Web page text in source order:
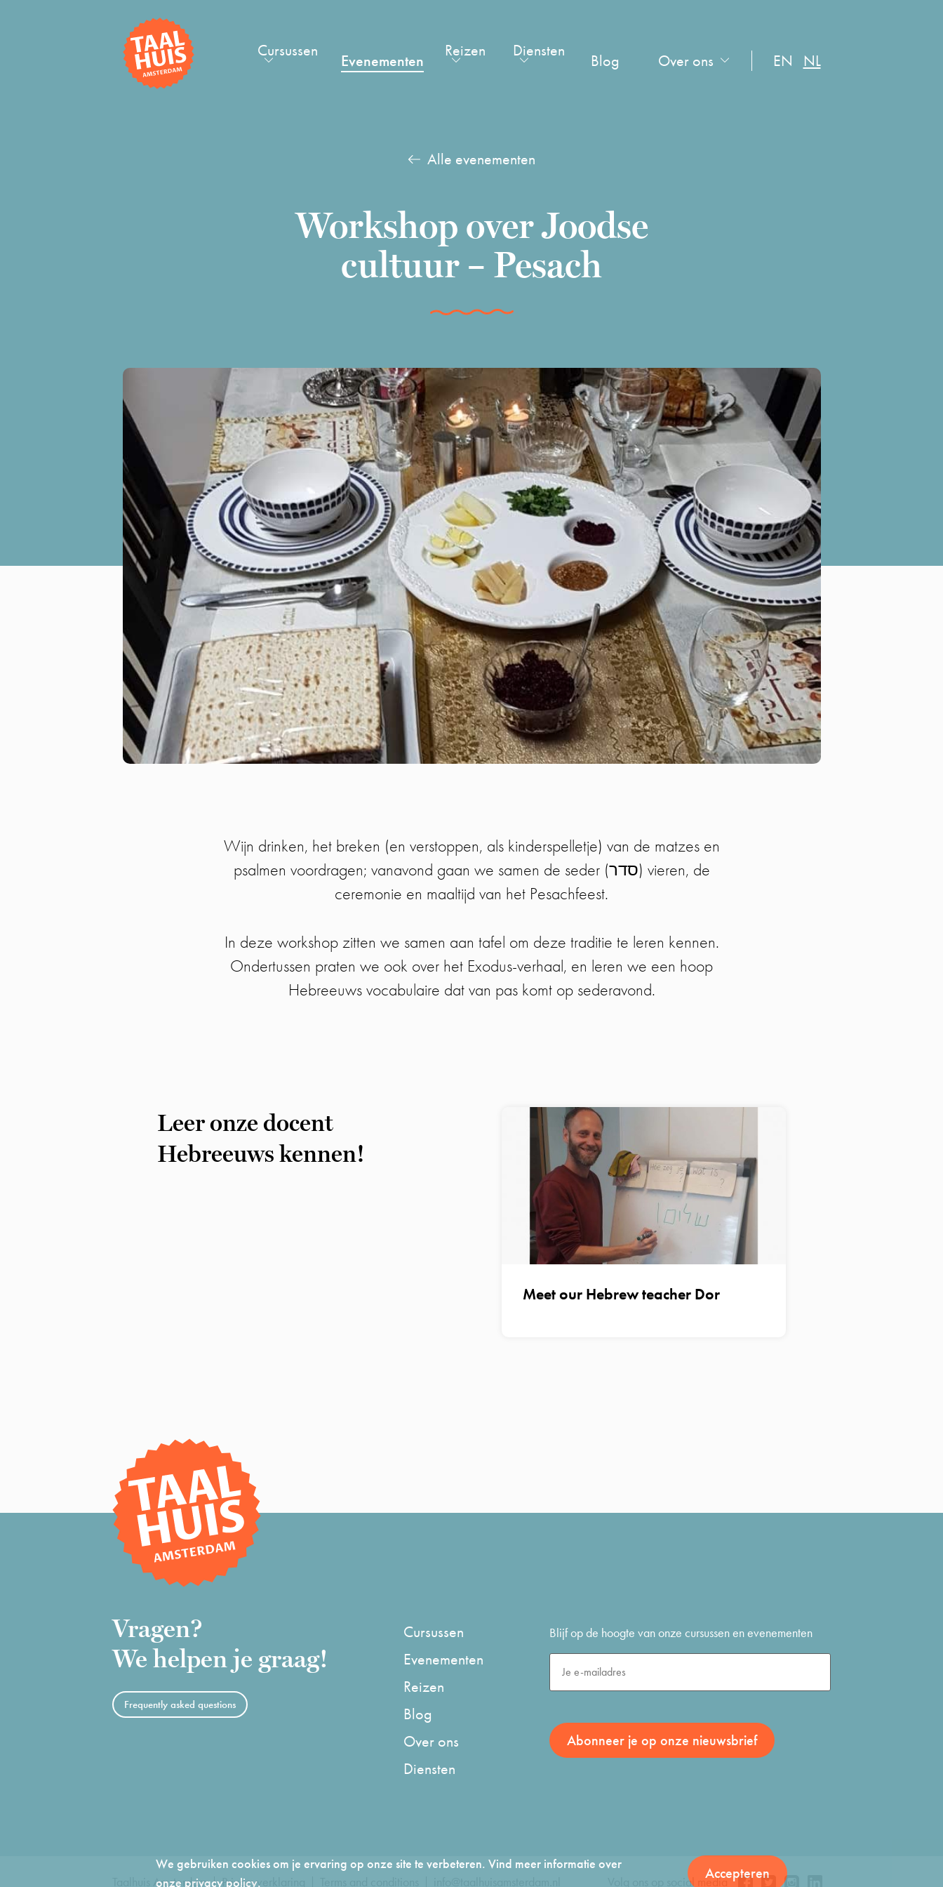
We gebruiken cookies om je ervaring op onze site te verbeteren. Vind meer informatie over
onze privacy policy.
Accepteren
Cursussen Evenementen Reizen Diensten Blog Over ons EN NL
Alle evenementen
Workshop over Joodse
cultuur – Pesach
Wijn drinken, het breken (en verstoppen, als kinderspelletje) van de matzes en
psalmen voordragen; vanavond gaan we samen de seder (סדר) vieren, de
ceremonie en maaltijd van het Pesachfeest.
In deze workshop zitten we samen aan tafel om deze traditie te leren kennen.
Ondertussen praten we ook over het Exodus-verhaal, en leren we een hoop
Hebreeuws vocabulaire dat van pas komt op sederavond.
Leer onze docent
Hebreeuws kennen!
Meet our Hebrew teacher Dor
Vragen?
We helpen je graag!
Frequently asked questions
Cursussen
Evenementen
Reizen
Blog
Over ons
Diensten
Blijf op de hoogte van onze cursussen en evenementen
Taalhuis Amsterdam Privacyverklaring Volg ons op social media